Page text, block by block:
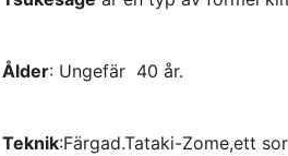
Ålder: Ungefär 40 år.
Teknik:Färgad.Tataki-Zome,ett